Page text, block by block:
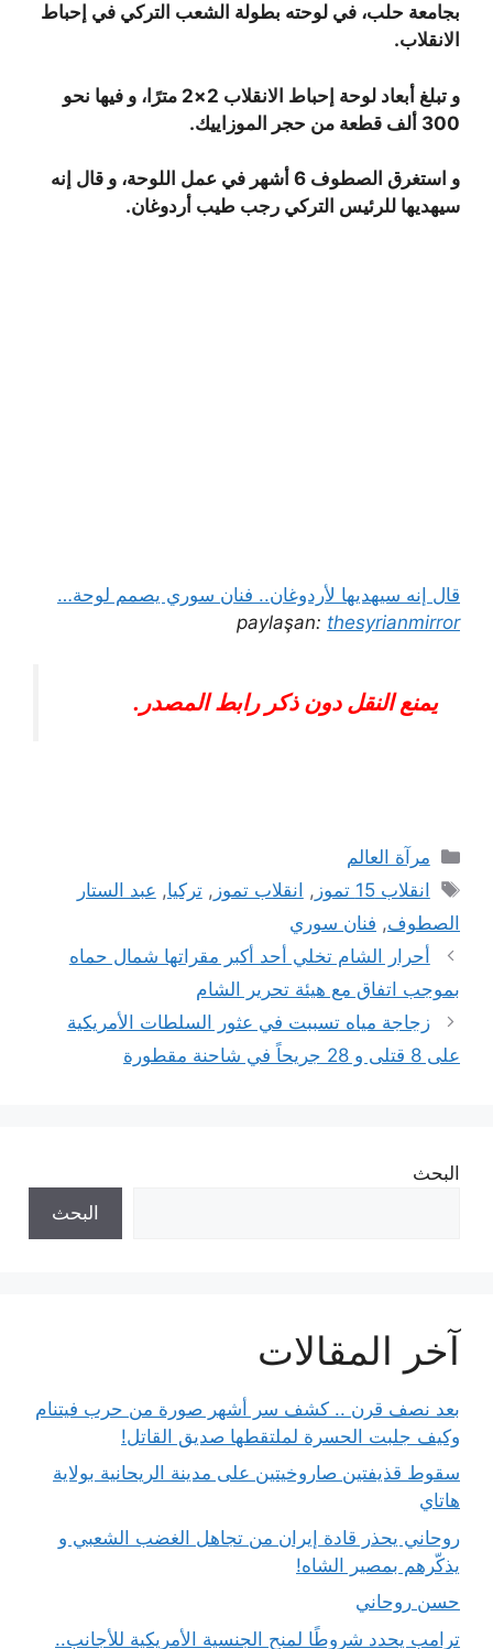
بجامعة حلب، في لوحته بطولة الشعب التركي في إحباط
الانقلاب.
و تبلغ أبعاد لوحة إحباط الانقلاب 2×2 مترًا، و فيها نحو
300 ألف قطعة من حجر الموزاييك.
و استغرق الصطوف 6 أشهر في عمل اللوحة، و قال إنه
سيهديها للرئيس التركي رجب طيب أردوغان.
قال إنه سيهديها لأردوغان.. فنان سوري يصمم لوحة…
paylaşan: thesyrianmirror
يمنع النقل دون ذكر رابط المصدر.
التصنيفات
مرآة العالم
الوسوم
انقلاب 15 تموز , انقلاب تموز ,تركيا, عبد الستار
الصطوف, فنان سوري
أحرار الشام تخلي أحد أكبر مقراتها شمال حماه
بموجب اتفاق مع هيئة تحرير الشام
زجاجة مياه تسببت في عثور السلطات الأمريكية
على 8 قتلى و 28 جريحاً في شاحنة مقطورة
البحث
البحث
آخر المقالات
بعد نصف قرن .. كشف سر أشهر صورة من حرب فيتنام
وكيف جلبت الحسرة لملتقطها صديق القاتل!
سقوط قذيفتين صاروخيتين على مدينة الريحانية بولاية
هاتاي
روحاني يحذر قادة إيران من تجاهل الغضب الشعبي و
يذكّرهم بمصير الشاه!
حسن روحاني
ترامب يحدد شروطًا لمنح الجنسية الأمريكية للأجانب..